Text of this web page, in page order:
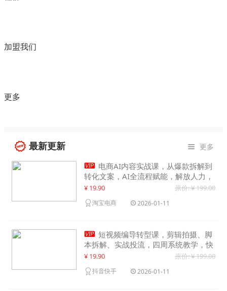
加盟我们
更多
最新更新  更多
 电商AI内容实战课，从爆款拆解到
转化文案，AI全流程赋能，解放人力，
单月节省内容成本数万元
¥ 19.90 原价: ¥ 199.00
淘宝电商 2026-01-11
 短视频编导转型课，剪辑拍摄、脚
本拆解、实战投流，四周系统教学，快
速入行月入2w+
¥ 19.90 原价: ¥ 199.00
抖音快手 2026-01-11